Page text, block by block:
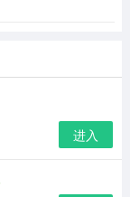
进入